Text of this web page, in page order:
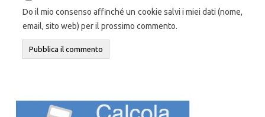
Do il mio consenso affinché un cookie salvi i miei dati (nome,
email, sito web) per il prossimo commento.